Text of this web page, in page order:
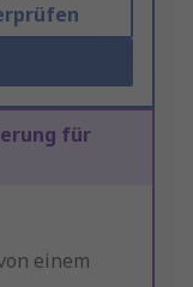
für
einem